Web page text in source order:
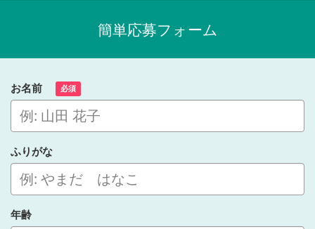
簡単応募フォーム
お名前 必須
ふりがな
年齢